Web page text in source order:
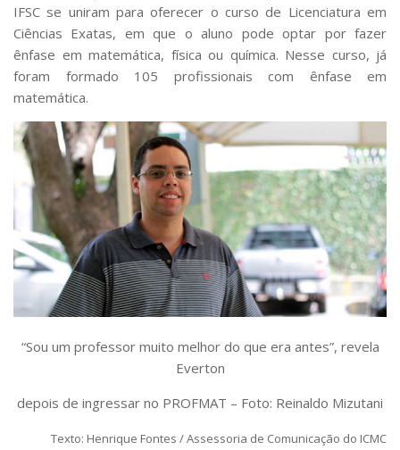
IFSC se uniram para oferecer o curso de Licenciatura em
Ciências Exatas, em que o aluno pode optar por fazer
ênfase em matemática, física ou química. Nesse curso, já
foram formado 105 profissionais com ênfase em
matemática.
“Sou um professor muito melhor do que era antes”, revela
Everton
depois de ingressar no PROFMAT – Foto: Reinaldo Mizutani
Texto: Henrique Fontes / Assessoria de Comunicação do ICMC